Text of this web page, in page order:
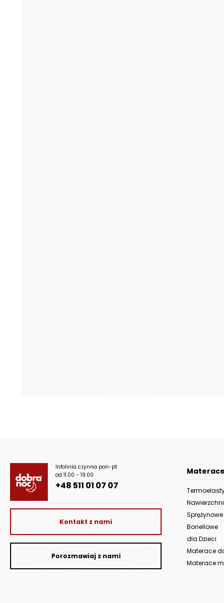
Infolinia czynna pon-pt
od 11.00 - 19.00
+48 511 01 07 07
Kontakt z nami
Porozmawiaj z nami
Materace
Sprężynowe
Bonellowe
dla Dzieci
Materace
Materace